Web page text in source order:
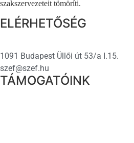
szakszervezeteit tömöríti.
ELÉRHETŐSÉG
1091 Budapest Üllői út 53/a I.15.
szef@szef.hu
TÁMOGATÓINK